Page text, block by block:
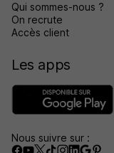
Qui sommes-nous ?
On recrute
Accès client
Les apps
Nous suivre sur :